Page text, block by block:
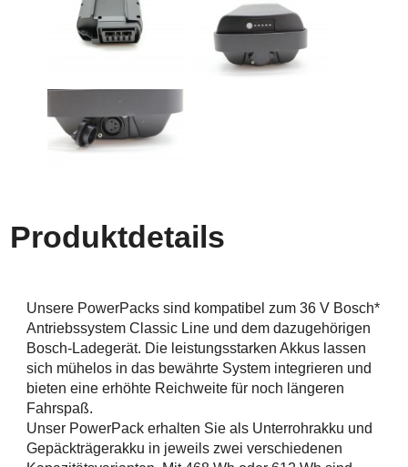
Produktdetails
Unsere PowerPacks sind kompatibel zum 36 V Bosch*
Antriebssystem Classic Line und dem dazugehörigen
Bosch-Ladegerät. Die leistungsstarken Akkus lassen
sich mühelos in das bewährte System integrieren und
bieten eine erhöhte Reichweite für noch längeren
Fahrspaß.
Unser PowerPack erhalten Sie als Unterrohrakku und
Gepäckträgerakku in jeweils zwei verschiedenen